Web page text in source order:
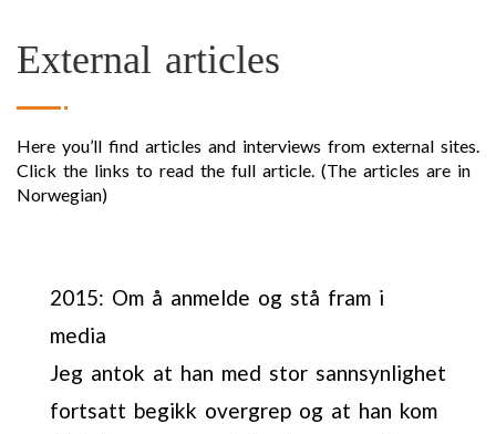
External articles
Here you’ll find articles and interviews from external sites.
Click the links to read the full article. (The articles are in
Norwegian)
2015: Om å anmelde og stå fram i
media
Jeg antok at han med stor sannsynlighet
fortsatt begikk overgrep og at han kom